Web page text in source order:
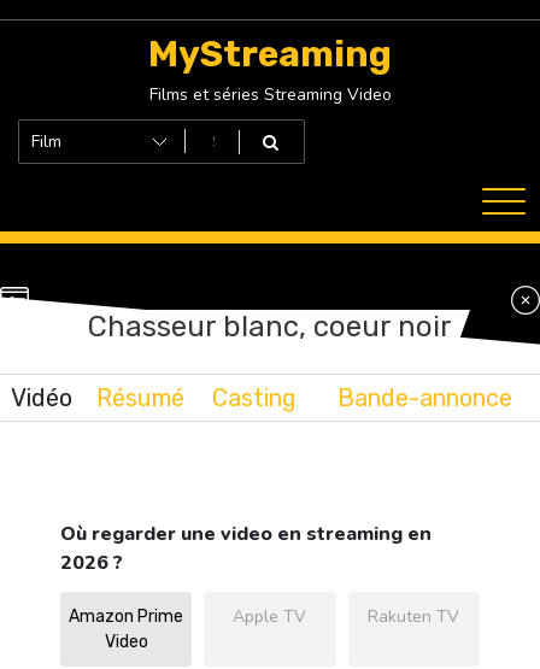
MyStreaming
Films et séries Streaming Video
Chasseur blanc, coeur noir
Vidéo Résumé Casting Bande-annonce
Où regarder une video en streaming en
2026 ?
Amazon Prime
Video
Apple TV Rakuten TV